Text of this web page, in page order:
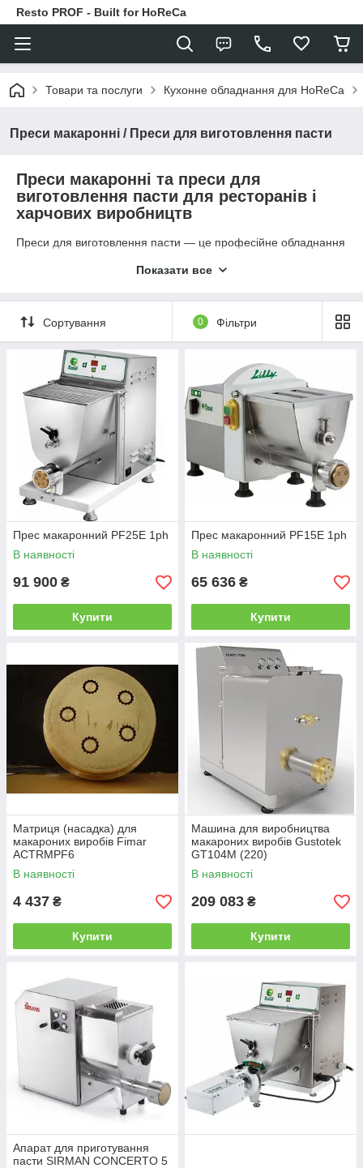
Resto PROF - Built for HoReCa
Товари та послуги Кухонне обладнання для HoReCa
Преси макаронні / Преси для виготовлення пасти
Преси макаронні та преси для
виготовлення пасти для ресторанів і
харчових виробництв
Преси для виготовлення пасти — це професійне обладнання
розміру. Такі машини дозволяють автоматизувати процес
продукції та значно збільшити продуктивність кухні або
виробництва. Макаронні преси використовуються в
підприємствах харчової промисловості.
Потрібна консультація щодо підбору обладнання
— звертайтесь за телефоном: 096 149 94 24.
Показати все
Сортування 0 Фільтри
Прес макаронний PF25E 1ph
В наявності
91 900 ₴
Купити
Прес макаронний PF15E 1ph
В наявності
65 636 ₴
Купити
Матриця (насадка) для
макароних виробів Fimar
ACTRMPF6
(MACCHERONI_8,5_MPF
2,5/M
В наявності
4 437 ₴
Купити
Машина для виробництва
макароних виробів Gustotek
GT104M (220)
В наявності
209 083 ₴
Купити
Апарат для приготування
пасти SIRMAN CONCERTO 5